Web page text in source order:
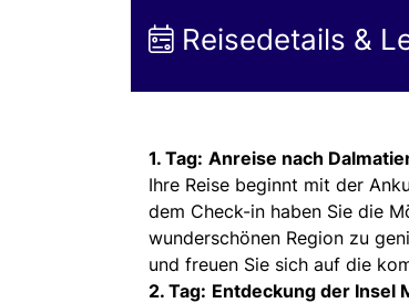
Reisedetails &
1. Tag: Anreise nach
Ihre Reise beginnt mit der
dem Check-in haben Sie die
wunderschönen Region zu
und freuen Sie sich auf die
2. Tag: Entdeckung der Insel